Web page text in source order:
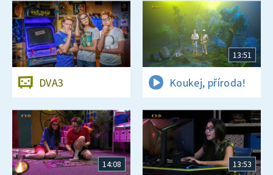
DVA3
13:51
Koukej, příroda!
14:08 13:53